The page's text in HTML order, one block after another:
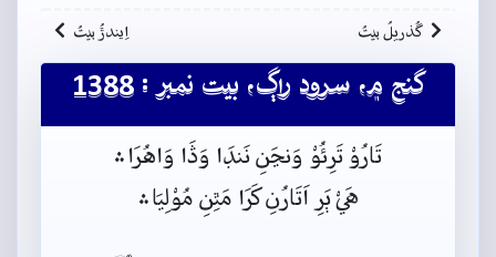
گُذريلُ بيتُ اِيندڙُ بيتُ
گنج ۾، سرود راڳ، بيت نمبر : 1388
تَارُوْ تَرِئُوْ وَنڃَنِ نَنڊَا وَڎَا وَاهُرَا﮶
هَيْ ٻَرِ اَتَارُنِ کَرَا مَٿِنِ مُوْلِيَا﮶